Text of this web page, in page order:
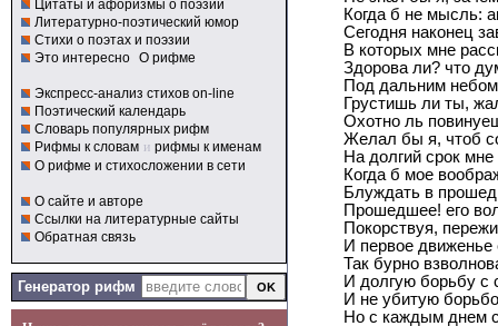
Цитаты и афоризмы о поэзии
Литературно-поэтический юмор
Стихи о поэтах и поэзии
Это интересно О рифме
Экспресс-анализ стихов on-line
Поэтический календарь
Словарь популярных рифм
Рифмы к словам и рифмы к именам
О рифме и стихосложении в сети
О сайте и авторе
Ссылки на литературные сайты
Обратная связь
Генератор рифм
Когда б не мысль:
Сегодня наконец
В которых мне
Здорова ли? что
Под дальним
Грустишь ли ты,
Охотно ль
Желал бы я, чтоб
На долгий срок
Когда б мое
Блуждать в
Прошедшее! его
Покорствуя,
И первое движенье
Так бурно
И долгую борьбу с
И не убитую
Но с каждым днем